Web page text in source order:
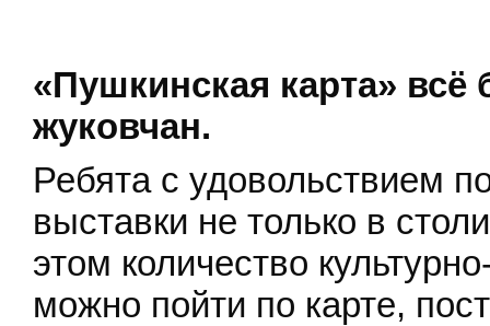
«Пушкинская карта»
жуковчан.
Ребята с удовольствием
выставки не только в
этом количество
можно пойти по карте,